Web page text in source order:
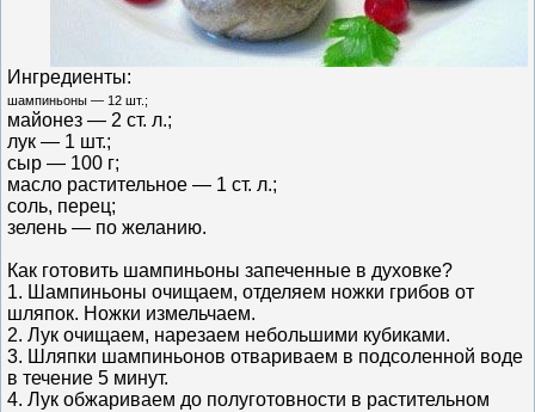
Ингредиенты:
шампиньоны — 12 шт.;
майонез — 2 ст. л.;
лук — 1 шт.;
сыр — 100 г;
масло растительное — 1 ст. л.;
соль, перец;
зелень — по желанию.
Как готовить шампиньоны запеченные в духовке?
1. Шампиньоны очищаем, отделяем ножки грибов от
шляпок. Ножки измельчаем.
2. Лук очищаем, нарезаем небольшими кубиками.
3. Шляпки шампиньонов отвариваем в подсоленной воде
в течение 5 минут.
4. Лук обжариваем до полуготовности в растительном